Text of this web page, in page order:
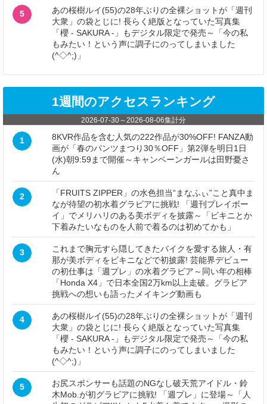
5
あの桜樹ルイ(55)の28年ぶりの全裸ショットが「週刊
大衆」の袋とじに! 長らく絶版となっていた写真集
「櫻 - SAKURA -」もデジタル限定で発売～「今の私
もみたい！という声に調子にのってしまいました
(^◇^;)」
1週間のアクセスランキング
2026-07-30～2026-08-06集計分
1
8KVR作品を含む人気の222作品が30%OFF! FANZA動
画が「春のパンツまつり30％OFF」第2弾を明日1日
(水)朝9:59まで開催～キャンペーンガールは田野憂さ
ん
2
「FRUITS ZIPPER」の水色担当“まなふぃ”こと真中ま
なが待望の初水着グラビアに挑戦! 「週刊プレイボー
イ」でメリハリのある美ボディを披露～「ビキニとか
下着みたいなものを人前で着るのは初めてかも」
3
これまで胸元すら隠してきたバイクを愛する旅人・有
那が美ボディをビキニなどで初披露! 芸能界デビュー
の初仕事は「週プレ」の水着グラビア～同い年の相棒
「Honda X4」で日本全国2万km以上走破。グラビア
挑戦への想いも語ったメイキング動画も
4
あの桜樹ルイ(55)の28年ぶりの全裸ショットが「週刊
大衆」の袋とじに! 長らく絶版となっていた写真集
「櫻 - SAKURA -」もデジタル限定で発売～「今の私
もみたい！という声に調子にのってしまいました
(^◇^;)」
5
お尻スポンサーも話題のNGなし破天荒アイドル・鈴
木Mob.が初グラビアに挑戦! 「週プレ」に登場～「人